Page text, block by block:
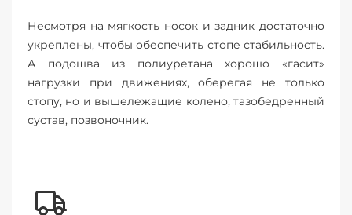
Несмотря на мягкость носок и задник достаточно
укреплены, чтобы обеспечить стопе стабильность.
А подошва из полиуретана хорошо «гасит»
нагрузки при движениях, оберегая не только
стопу, но и вышележащие колено, тазобедренный
сустав, позвоночник.